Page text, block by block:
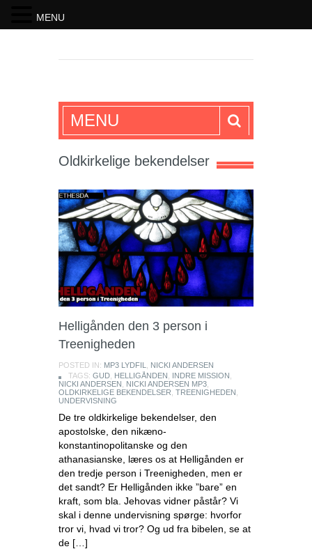
SKRIFTEN
MENU
Oldkirkelige bekendelser
Helligånden den 3 person i
Treenigheden
POSTED IN: MP3 LYDFIL
NICKI ANDERSEN
TAGS: GUD HELLIGÅNDEN INDRE MISSION
NICKI ANDERSEN
NICKI ANDERSEN MP3
OLDKIRKELIGE BEKENDELSER TREENIGHEDEN
UNDERVISNING
De tre oldkirkelige bekendelser, den
apostolske, den nikæno-
konstantinopolitanske og den
athanasianske, læres os at Helligånden er
den tredje person i Treenigheden, men er
det sandt? Er Helligånden ikke ”bare” en
kraft, som bla. Jehovas vidner påstår? Vi
skal i denne undervisning spørge: hvorfor
tror vi, hvad vi tror? Og ud fra bibelen, se at
de […]
Endnu en kirkelukning i Indonesien
Purwakarta
regeringsmyndigheden i
MENU